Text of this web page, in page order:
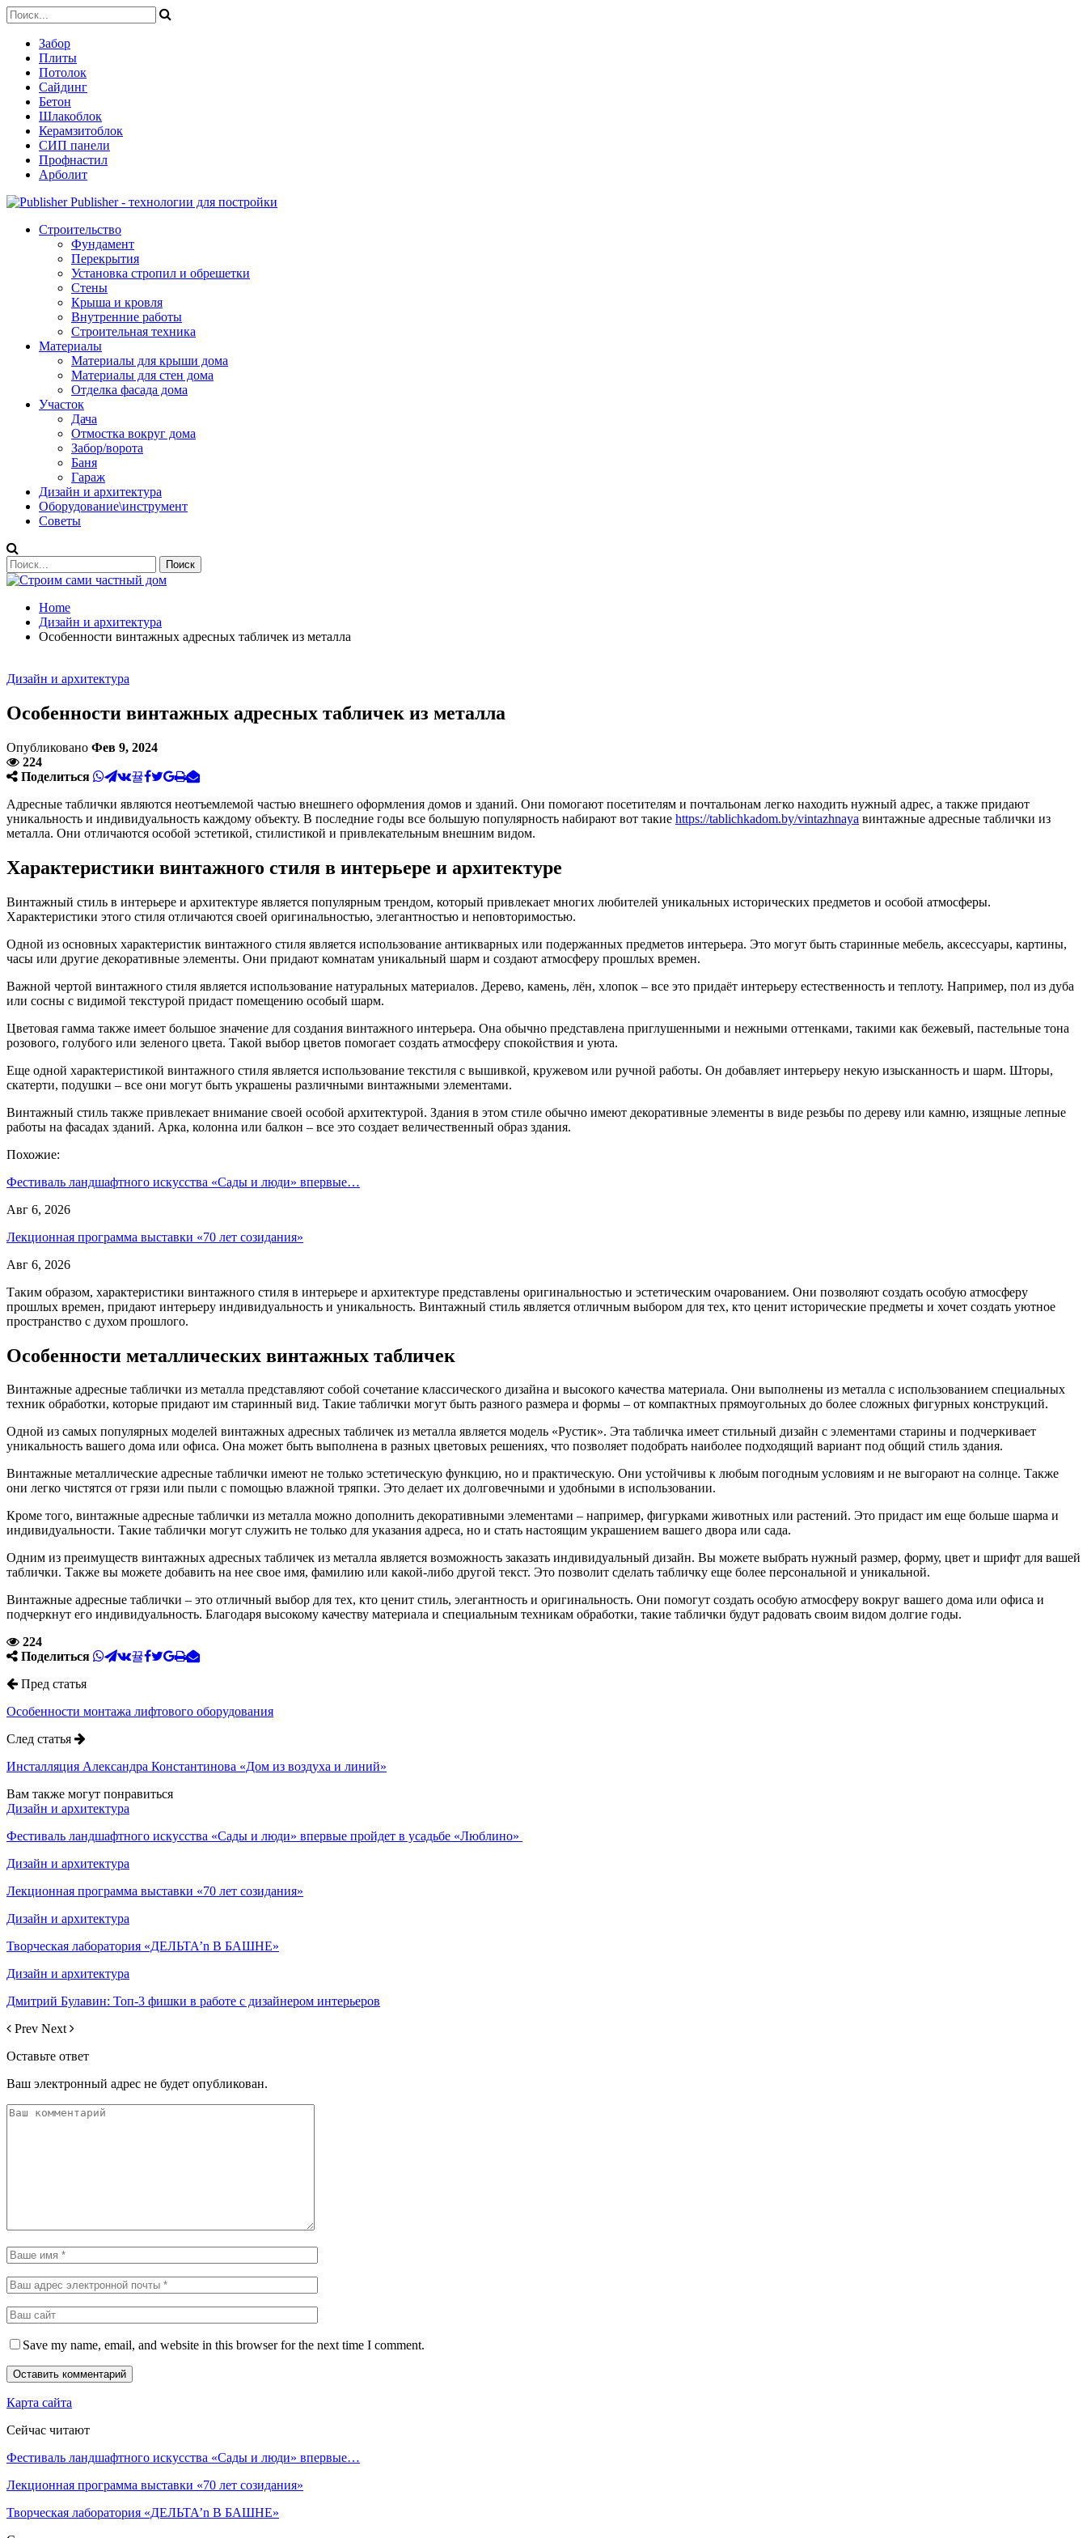
Забор
Плиты
Потолок
Сайдинг
Бетон
Шлакоблок
Керамзитоблок
СИП панели
Профнастил
Арболит
Publisher - технологии для постройки
Строительство
Фундамент
Перекрытия
Установка стропил и обрешетки
Стены
Крыша и кровля
Внутренние работы
Строительная техника
Материалы
Материалы для крыши дома
Материалы для стен дома
Отделка фасада дома
Участок
Дача
Отмостка вокруг дома
Забор/ворота
Баня
Гараж
Дизайн и архитектура
Оборудование\инструмент
Советы
Home
Дизайн и архитектура
Особенности винтажных адресных табличек из металла
Дизайн и архитектура
Особенности винтажных адресных табличек из металла
Опубликовано Фев 9, 2024
224
Поделиться
Адресные таблички являются неотъемлемой частью внешнего оформления домов и зданий. Они помогают посетителям и почтальонам легко находить нужный адрес, а также придают
уникальность и индивидуальность каждому объекту. В последние годы все большую популярность набирают вот такие https://tablichkadom.by/vintazhnaya винтажные адресные таблички из
металла. Они отличаются особой эстетикой, стилистикой и привлекательным внешним видом.
Характеристики винтажного стиля в интерьере и архитектуре
Винтажный стиль в интерьере и архитектуре является популярным трендом, который привлекает многих любителей уникальных исторических предметов и особой атмосферы.
Характеристики этого стиля отличаются своей оригинальностью, элегантностью и неповторимостью.
Одной из основных характеристик винтажного стиля является использование антикварных или подержанных предметов интерьера. Это могут быть старинные мебель, аксессуары, картины,
часы или другие декоративные элементы. Они придают комнатам уникальный шарм и создают атмосферу прошлых времен.
Важной чертой винтажного стиля является использование натуральных материалов. Дерево, камень, лён, хлопок – все это придаёт интерьеру естественность и теплоту. Например, пол из дуба
или сосны с видимой текстурой придаст помещению особый шарм.
Цветовая гамма также имеет большое значение для создания винтажного интерьера. Она обычно представлена приглушенными и нежными оттенками, такими как бежевый, пастельные тона
розового, голубого или зеленого цвета. Такой выбор цветов помогает создать атмосферу спокойствия и уюта.
Еще одной характеристикой винтажного стиля является использование текстиля с вышивкой, кружевом или ручной работы. Он добавляет интерьеру некую изысканность и шарм. Шторы,
скатерти, подушки – все они могут быть украшены различными винтажными элементами.
Винтажный стиль также привлекает внимание своей особой архитектурой. Здания в этом стиле обычно имеют декоративные элементы в виде резьбы по дереву или камню, изящные лепные
работы на фасадах зданий. Арка, колонна или балкон – все это создает величественный образ здания.
Похожие:
Фестиваль ландшафтного искусства «Сады и люди» впервые…
Авг 6, 2026
Лекционная программа выставки «70 лет созидания»
Авг 6, 2026
Таким образом, характеристики винтажного стиля в интерьере и архитектуре представлены оригинальностью и эстетическим очарованием. Они позволяют создать особую атмосферу
прошлых времен, придают интерьеру индивидуальность и уникальность. Винтажный стиль является отличным выбором для тех, кто ценит исторические предметы и хочет создать уютное
пространство с духом прошлого.
Особенности металлических винтажных табличек
Винтажные адресные таблички из металла представляют собой сочетание классического дизайна и высокого качества материала. Они выполнены из металла с использованием специальных
техник обработки, которые придают им старинный вид. Такие таблички могут быть разного размера и формы – от компактных прямоугольных до более сложных фигурных конструкций.
Одной из самых популярных моделей винтажных адресных табличек из металла является модель «Рустик». Эта табличка имеет стильный дизайн с элементами старины и подчеркивает
уникальность вашего дома или офиса. Она может быть выполнена в разных цветовых решениях, что позволяет подобрать наиболее подходящий вариант под общий стиль здания.
Винтажные металлические адресные таблички имеют не только эстетическую функцию, но и практическую. Они устойчивы к любым погодным условиям и не выгорают на солнце. Также
они легко чистятся от грязи или пыли с помощью влажной тряпки. Это делает их долговечными и удобными в использовании.
Кроме того, винтажные адресные таблички из металла можно дополнить декоративными элементами – например, фигурками животных или растений. Это придаст им еще больше шарма и
индивидуальности. Такие таблички могут служить не только для указания адреса, но и стать настоящим украшением вашего двора или сада.
Одним из преимуществ винтажных адресных табличек из металла является возможность заказать индивидуальный дизайн. Вы можете выбрать нужный размер, форму, цвет и шрифт для вашей
таблички. Также вы можете добавить на нее свое имя, фамилию или какой-либо другой текст. Это позволит сделать табличку еще более персональной и уникальной.
Винтажные адресные таблички – это отличный выбор для тех, кто ценит стиль, элегантность и оригинальность. Они помогут создать особую атмосферу вокруг вашего дома или офиса и
подчеркнут его индивидуальность. Благодаря высокому качеству материала и специальным техникам обработки, такие таблички будут радовать своим видом долгие годы.
224
Поделиться
Пред статья
Особенности монтажа лифтового оборудования
След статья
Инсталляция Александра Константинова «Дом из воздуха и линий»
Вам также могут понравиться
Дизайн и архитектура
Фестиваль ландшафтного искусства «Сады и люди» впервые пройдет в усадьбе «Люблино»
Дизайн и архитектура
Лекционная программа выставки «70 лет созидания»
Дизайн и архитектура
Творческая лаборатория «ДЕЛЬТА’n В БАШНЕ»
Дизайн и архитектура
Дмитрий Булавин: Топ-3 фишки в работе с дизайнером интерьеров
Prev Next
Оставьте ответ
Ваш электронный адрес не будет опубликован.
Save my name, email, and website in this browser for the next time I comment.
Карта сайта
Сейчас читают
Фестиваль ландшафтного искусства «Сады и люди» впервые…
Лекционная программа выставки «70 лет созидания»
Творческая лаборатория «ДЕЛЬТА’n В БАШНЕ»